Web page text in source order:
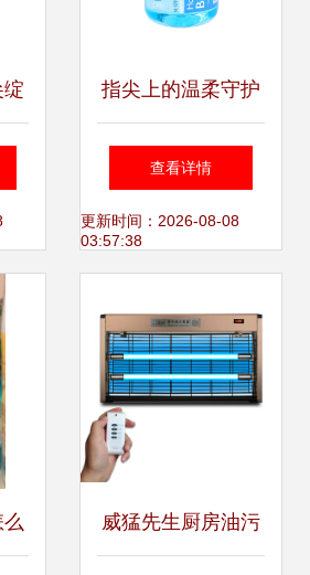
指尖上的温柔守护
艾可露抑菌洗手
液，为健康筑起隐
查看详情
更新时间：2026-08-08
03:57:38
威猛先生厨房油污